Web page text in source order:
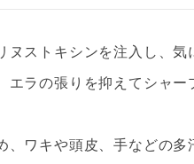
ストキシンを注入し、気
ラの張りを抑えてシャー
、ワキや頭皮、手などの多